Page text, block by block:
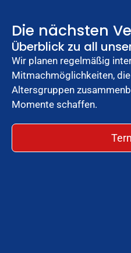
Die nächsten
Überblick zu all
Wir planen regelmäßig
Mitmachmöglichkeiten,
Altersgruppen
Momente schaffen.